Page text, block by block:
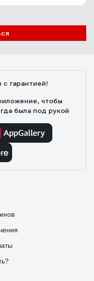
гарантией!
чтобы
была под рукой